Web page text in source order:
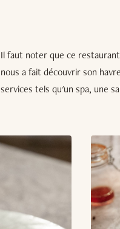
Il faut noter que ce
nous a fait découvrir son
services tels qu'un spa, une